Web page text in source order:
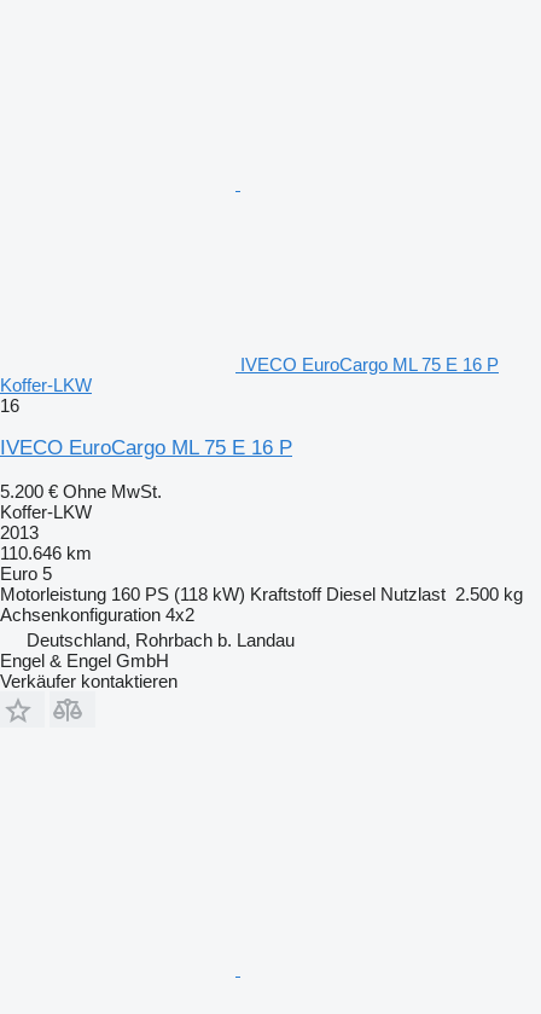
IVECO EuroCargo ML 75 E 16 P
Koffer-LKW
16
IVECO EuroCargo ML 75 E 16 P
5.200 € Ohne MwSt.
Koffer-LKW
2013
110.646 km
Euro 5
Motorleistung 160 PS (118 kW) Kraftstoff Diesel Nutzlast 2.500 kg
Achsenkonfiguration 4x2
Deutschland, Rohrbach b. Landau
Engel & Engel GmbH
Verkäufer kontaktieren